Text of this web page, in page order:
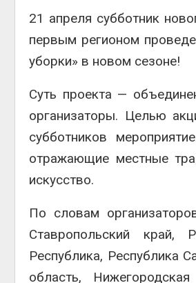
21 апреля субботник
первым регионом
уборки» в новом сезоне!
Суть проекта —
организаторы. Целью
субботников мероприятие
отражающие местные
искусство.
По словам
Ставропольский край,
Республика, Республика
область,